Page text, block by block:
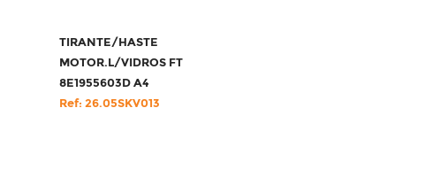
TIRANTE/HASTE
MOTOR.L/VIDROS FT
8E1955603D A4
Ref: 26.05SKV013